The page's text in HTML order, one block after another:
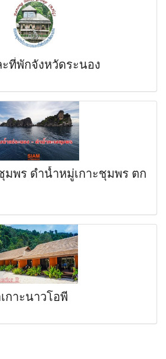
ที่พักจังหวัดระนอง
มพร ดำน้ำหมู่เกาะชุมพร ตก
กาะนาวโอพี